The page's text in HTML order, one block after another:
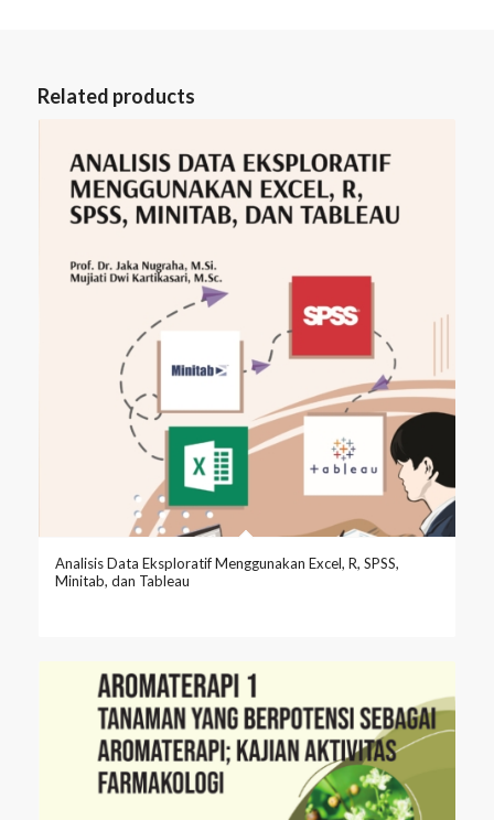
Related products
Analisis Data Eksploratif Menggunakan Excel, R, SPSS,
Minitab, dan Tableau